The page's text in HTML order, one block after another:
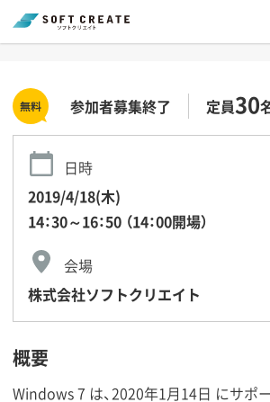
参加者募集終了 定員30
日時
2019/4/18(木)
14：30～16：50 （14：00開場）
会場
株式会社ソフトクリエイト
概要
Windows 7 は、2020年1月14日 にサポ